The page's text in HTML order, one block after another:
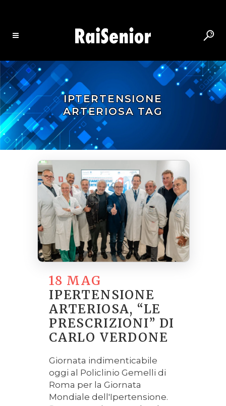
IPTERTENSIONE
ARTERIOSA TAG
18 MAG
IPERTENSIONE
ARTERIOSA, “LE
PRESCRIZIONI” DI
CARLO VERDONE
Giornata indimenticabile
oggi al Policlinio Gemelli di
Roma per la Giornata
Mondiale dell'Ipertensione.